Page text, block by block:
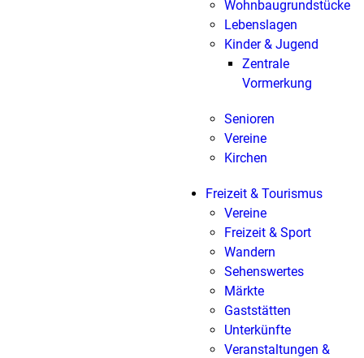
Wohnbaugrundstücke
Lebenslagen
Kinder & Jugend
Zentrale
Vormerkung
Senioren
Vereine
Kirchen
Freizeit & Tourismus
Vereine
Freizeit & Sport
Wandern
Sehenswertes
Märkte
Gaststätten
Unterkünfte
Veranstaltungen &